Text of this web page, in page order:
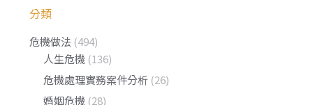
分類
危機做法 (494)
人生危機 (136)
危機處理實務案件分析 (26)
婚姻危機 (28)